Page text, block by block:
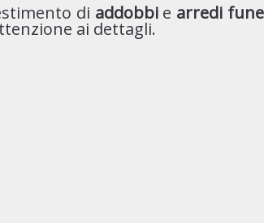
di addobbie arredi
ai dettagli.